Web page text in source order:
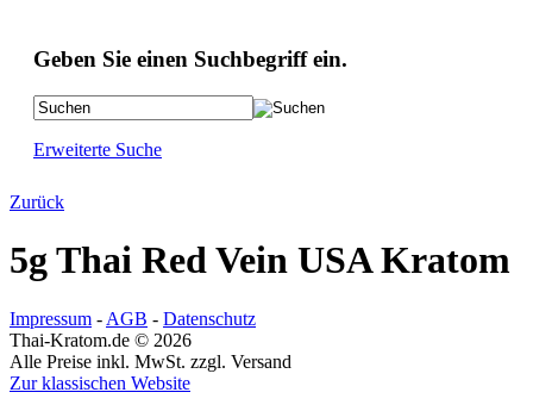
Geben Sie einen Suchbegriff ein.
Erweiterte Suche
Zurück
5g Thai Red Vein USA Kratom
Impressum - AGB - Datenschutz
Thai-Kratom.de © 2026
Alle Preise inkl. MwSt. zzgl. Versand
Zur klassischen Website